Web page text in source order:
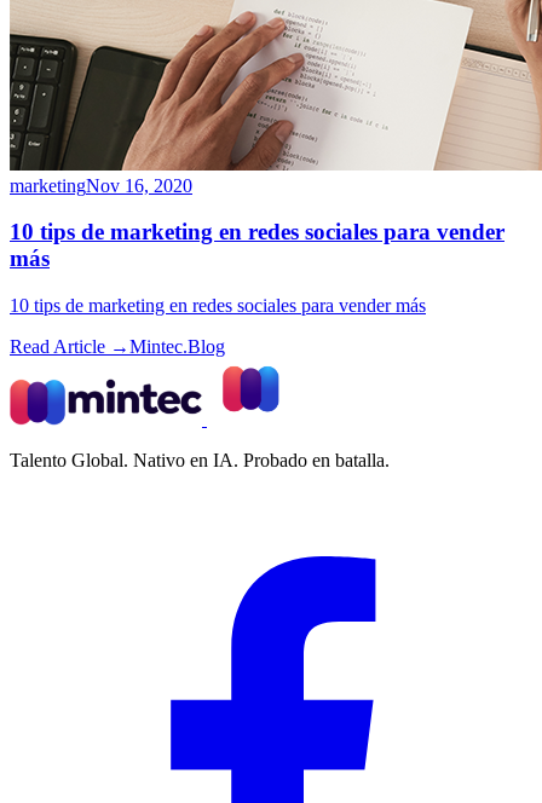
marketingNov 16, 2020
10 tips de marketing en redes sociales para vender
más
10 tips de marketing en redes sociales para vender más
Read Article →Mintec.Blog
Talento Global. Nativo en IA. Probado en batalla.